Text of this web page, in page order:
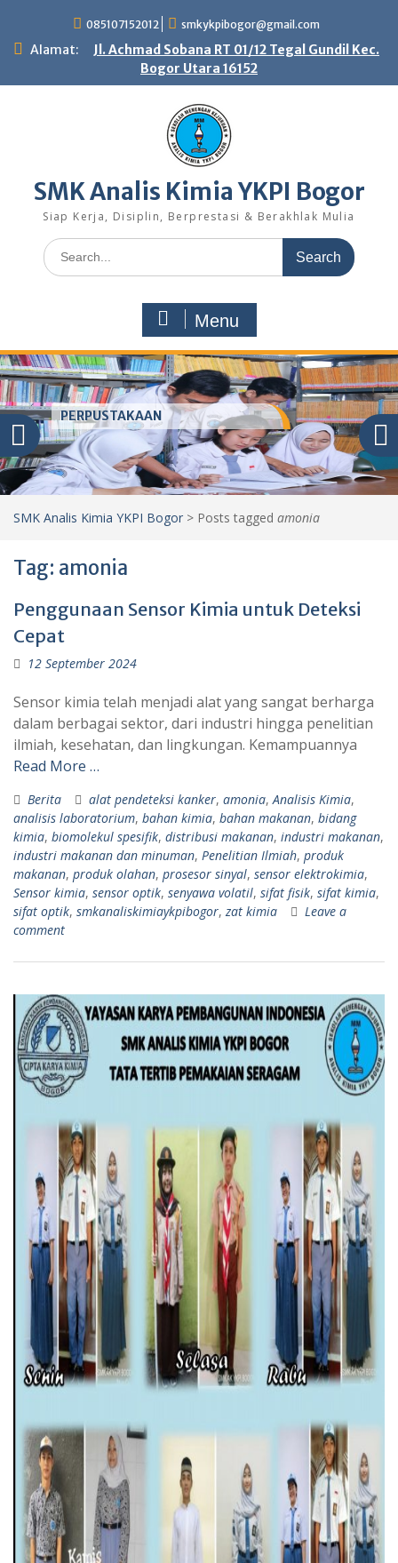
content
085107152012 smkykpibogor@gmail.com
Alamat:
Jl. Achmad Sobana RT 01/12 Tegal Gundil Kec.
Bogor Utara 16152
SMK Analis Kimia YKPI Bogor
Siap Kerja, Disiplin, Berprestasi & Berakhlak Mulia
Search
for:
Menu
PERPUSTAKAAN
SMK Analis Kimia YKPI Bogor > Posts tagged amonia
Tag: amonia
Penggunaan Sensor Kimia untuk Deteksi
Cepat
12 September 2024
Sensor kimia telah menjadi alat yang sangat berharga
dalam berbagai sektor, dari industri hingga penelitian
ilmiah, kesehatan, dan lingkungan. Kemampuannya
Read More …
Berita alat pendeteksi kanker, amonia, Analisis Kimia,
analisis laboratorium, bahan kimia, bahan makanan, bidang
kimia, biomolekul spesifik, distribusi makanan, industri makanan,
industri makanan dan minuman, Penelitian Ilmiah, produk
makanan, produk olahan, prosesor sinyal, sensor elektrokimia,
Sensor kimia, sensor optik, senyawa volatil, sifat fisik, sifat kimia,
sifat optik, smkanaliskimiaykpibogor, zat kimia
Leave a
comment